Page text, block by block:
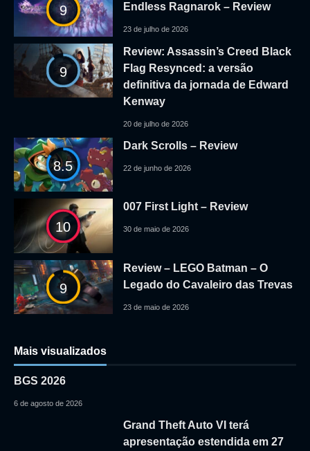
9
Endless Ragnarok – Review
23 de julho de 2026
9
Review: Assassin’s Creed Black
Flag Resynced: a versão
definitiva da jornada de Edward
Kenway
20 de julho de 2026
8.5
Dark Scrolls – Review
22 de junho de 2026
10
007 First Light – Review
30 de maio de 2026
9
Review – LEGO Batman – O
Legado do Cavaleiro das Trevas
23 de maio de 2026
Mais visualizados
BGS 2026
6 de agosto de 2026
Grand Theft Auto VI terá
apresentação estendida em 27